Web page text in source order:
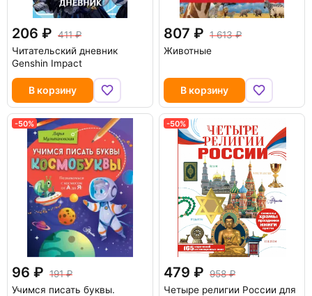
206
411
Читательский дневник
Genshin Impact
В корзину
807
1 613
Животные
В корзину
-50%
96
191
Учимся писать буквы.
-50%
479
958
Четыре религии России для